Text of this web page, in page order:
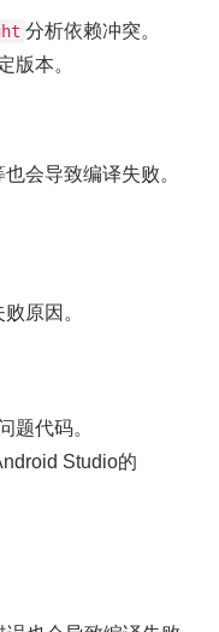
分析依赖冲突。
版本。
会导致编译失败。
原因。
题代码。
Studio的